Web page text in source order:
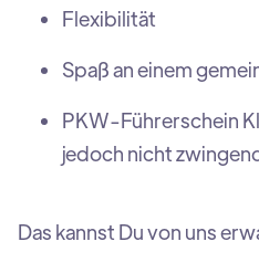
Flexibilität
Spaß an einem
PKW-Führerschein
jedoch nicht
Das kannst Du von uns